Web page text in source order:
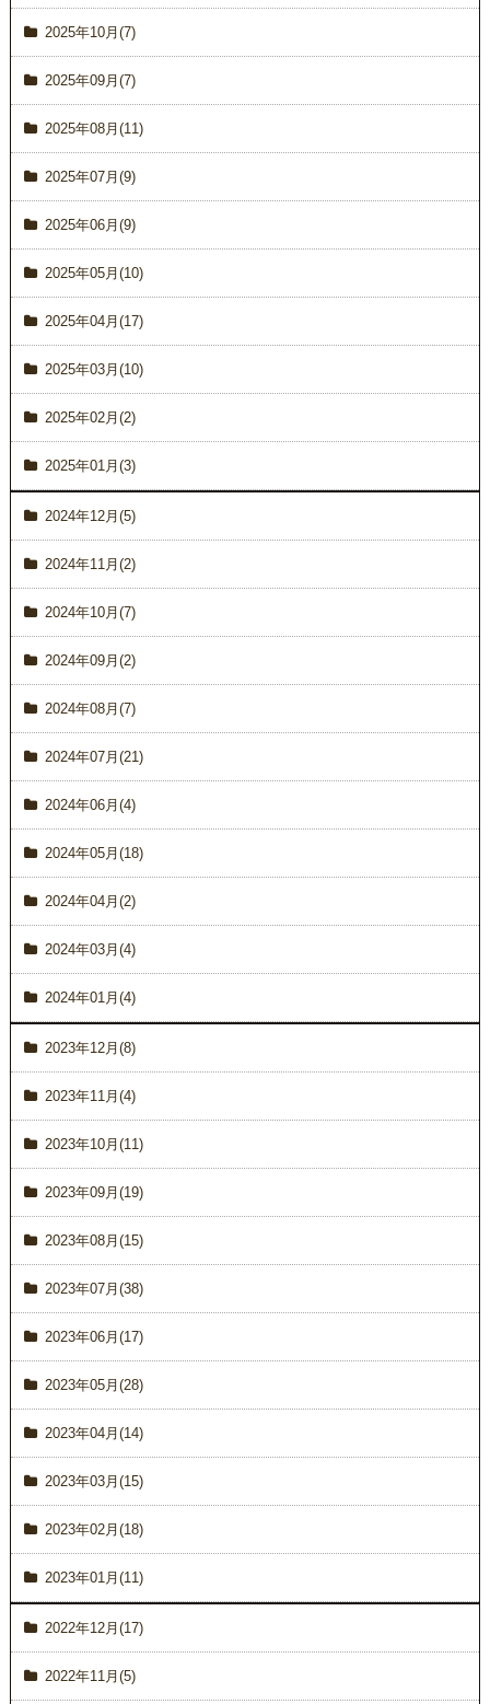
2025年10月(7)
2025年09月(7)
2025年08月(11)
2025年07月(9)
2025年06月(9)
2025年05月(10)
2025年04月(17)
2025年03月(10)
2025年02月(2)
2025年01月(3)
2024年12月(5)
2024年11月(2)
2024年10月(7)
2024年09月(2)
2024年08月(7)
2024年07月(21)
2024年06月(4)
2024年05月(18)
2024年04月(2)
2024年03月(4)
2024年01月(4)
2023年12月(8)
2023年11月(4)
2023年10月(11)
2023年09月(19)
2023年08月(15)
2023年07月(38)
2023年06月(17)
2023年05月(28)
2023年04月(14)
2023年03月(15)
2023年02月(18)
2023年01月(11)
2022年12月(17)
2022年11月(5)